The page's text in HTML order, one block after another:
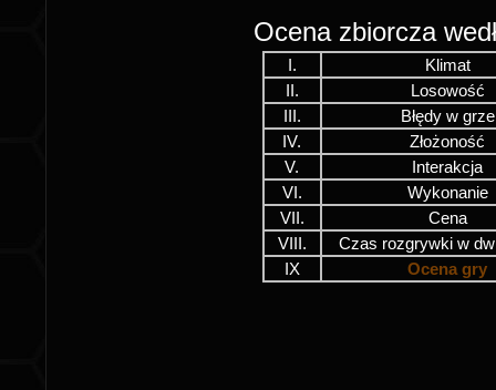
Ocena zbiorcza
I.
Klimat
II.
Losowość
III.
Błędy w grze
IV.
Złożoność
V.
Interakcja
VI.
Wykonanie
VII.
Cena
VIII.
Czas rozgrywki w
IX
Ocena gry